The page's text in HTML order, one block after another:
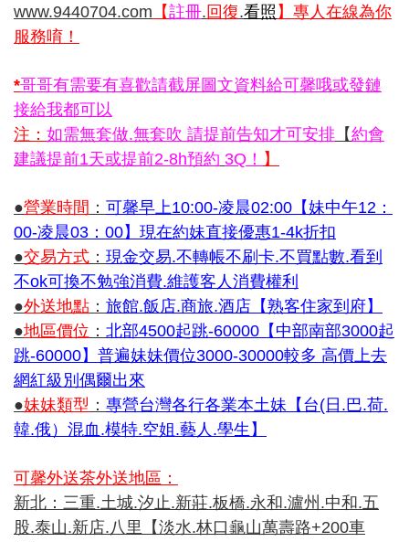
www.9440704.com 【註冊. 回復.看照 】專人在線為你
服務唷！
*哥哥有需要有喜歡請截屏圖文資料給可馨哦或發鏈
接給我都可以
注： 如需無套做.無套吹 請提前告知才可安排 【約會
建議提前1天或提前2-8h預約 3Q！ 】
●營業時間 ： 可馨早上10:00-凌晨02:00【妹中午12：
00-凌晨03：00】現在約妹直接優惠1-4k折扣
●交易方式 ： 現金交易.不轉帳不刷卡.不買點數.看到
不ok可換不勉強消費.維護客人消費權利
●外送地點 ： 旅館.飯店.商旅.酒店【熟客住家到府】
●地區價位 ： 北部4500起跳-60000【中部南部3000起
跳-60000】普遍妹妹價位3000-30000較多 高價上去
網紅級別偶爾出來
●妹妹類型 ： 專營台灣各行各業本土妹【台(日.巴.荷.
韓.俄）混血.模特.空姐.藝人.學生】
可馨外送茶外送地區：
新北：三重.土城.汐止.新莊.板橋.永和.瀘州.中和.五
股.泰山.新店.八里【淡水.林口龜山萬壽路+200車